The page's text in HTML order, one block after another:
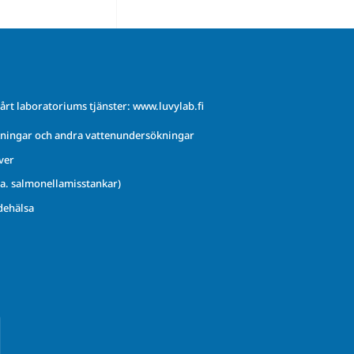
laboratoriums tjänster: www.luvylab.fi
och andra vattenundersökningar
salmonellamisstankar)